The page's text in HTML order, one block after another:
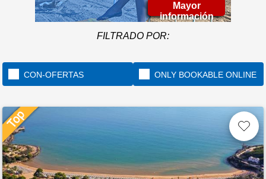
Mayor
información
FILTRADO POR:
CON-OFERTAS ONLY BOOKABLE ONLINE